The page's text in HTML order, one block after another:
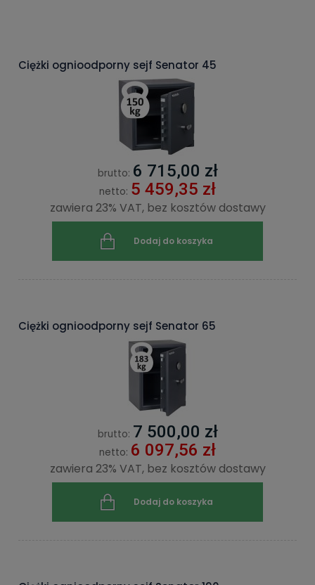
Ciężki ognioodporny sejf Senator 45
brutto: 6 715,00 zł
netto: 5 459,35 zł
zawiera 23% VAT, bez kosztów dostawy
Dodaj do koszyka
Ciężki ognioodporny sejf Senator 65
brutto: 7 500,00 zł
netto: 6 097,56 zł
zawiera 23% VAT, bez kosztów dostawy
Dodaj do koszyka